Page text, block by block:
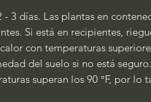
3 días. Las plantas en
Si está en recipientes,
con temperaturas
del suelo si no está seguro.
superan los 90 °F, por lo